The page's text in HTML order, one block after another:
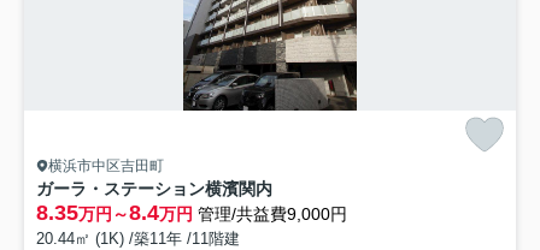
横浜市中区吉田町
ガーラ・ステーション横濱関内
8.35万円～8.4万円 管理/共益費9,000円
20.44㎡ (1K) /築11年 /11階建